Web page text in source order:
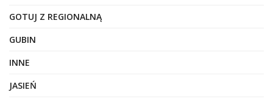
GOTUJ Z REGIONALNĄ
GUBIN
INNE
JASIEŃ